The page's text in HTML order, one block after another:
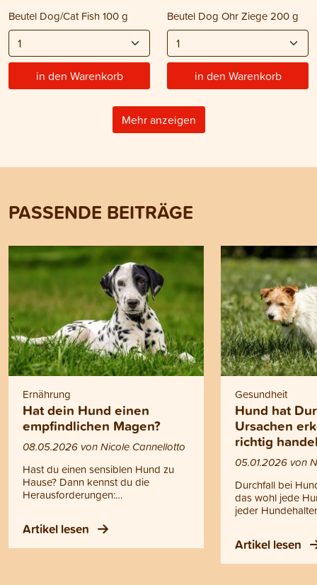
Beutel Dog/Cat Fish 100 g
in den Warenkorb
Beutel Dog Ohr Ziege 200 g
in den Warenkorb
Mehr anzeigen
PASSENDE BEITRÄGE
Ernährung
Hat dein Hund einen
empfindlichen Magen?
08.05.2026 von Nicole Cannellotto
Hast du einen sensiblen Hund zu
Hause? Dann kennst du die
Herausforderungen:
Unverträglichkeiten oder ein Magen,
der schnell aus dem Gleichgewicht
gerät. Genau hier setzt sensitives
Artikel lesen
Gesundheit
Hund hat
Ursachen
richtig
05.01.2026 von
Durchfall bei
das wohl jede
jeder
und weisst, was
kannst?
verschiedene
Artikel lesen